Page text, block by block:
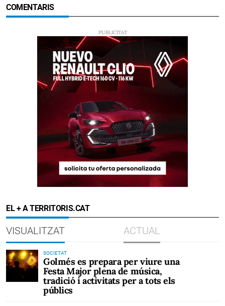
COMENTARIS
EL + A TERRITORIS.CAT
VISUALITZAT ACTUAL
SOCIETAT
Golmés es prepara per viure una
Festa Major plena de música,
tradició i activitats per a tots els
públics